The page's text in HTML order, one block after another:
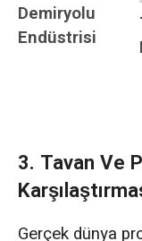
Demiryolu
Endüstrisi
3. Tavan Ve
Gerçek dünya